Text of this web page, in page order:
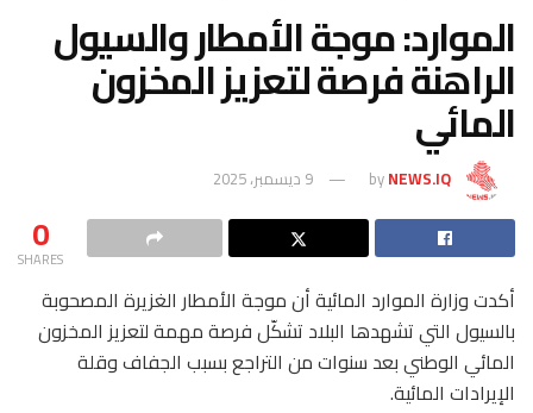
الموارد: موجة الأمطار والسيول
الراهنة فرصة لتعزيز المخزون
المائي
byNEWS.IQ 9 ديسمبر، 2025
0
SHARES
أكدت وزارة الموارد المائية أن موجة الأمطار الغزيرة المصحوبة
بالسيول التي تشهدها البلاد تشكّل فرصة مهمة لتعزيز المخزون
المائي الوطني بعد سنوات من التراجع بسبب الجفاف وقلة
الإيرادات المائية.